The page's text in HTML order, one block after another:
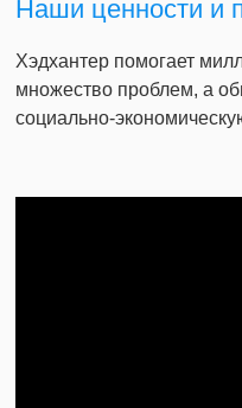
Наши ценности и
Хэдхантер помогает
множество проблем, а
социально-